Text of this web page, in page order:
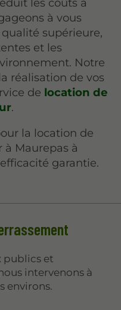
à vous
supérieure,
et les
Notre
réalisation de vos
de location de
.
la location de
Maurepas à
garantie.
publics et
intervenons à
environs.